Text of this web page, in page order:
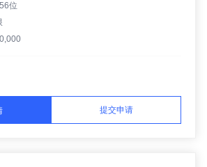
位
提交申请